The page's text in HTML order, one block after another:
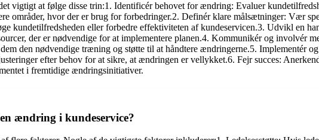
vigtigt at følge disse trin:1. Identificér behovet for ændring: Evaluer
områder, hvor der er brug for forbedringer.2. Definér klare målsætninger: Vær
kundetilfredsheden eller forbedre effektiviteten af kundeservicen.3. Udvikl en
der er nødvendige for at implementere planen.4. Kommunikér og involvér
den nødvendige træning og støtte til at håndtere ændringerne.5. Implementér
efter behov for at sikre, at ændringen er vellykket.6. Fejr succes:
i fremtidige ændringsinitiativer.
ændring i kundeservice?